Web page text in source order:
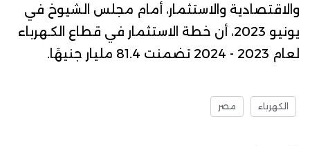
والاقتصادية والاستثمار، أمام مجلس الشيوخ في
يونيو 2023، أن خطة الاستثمار في قطاع الكـهرباء
لعام 2023 - 2024 تضمنت 81.4 مليار جنيهًا.
الكهرباء مصر